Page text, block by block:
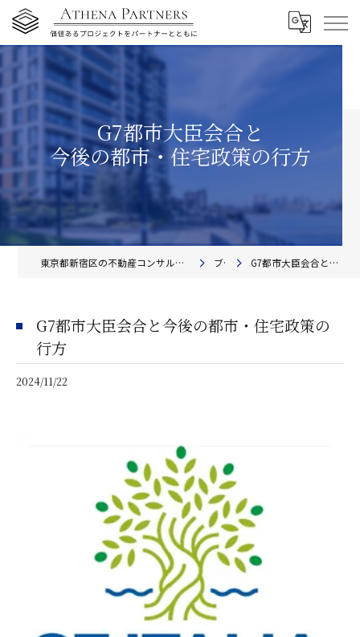
G7都市大臣会合と
今後の都市・住宅政策の行方
東京都新宿区の不動産コンサルティングならアテナ・パートナーズ株式会社 ブログ G7都市大臣会合と今後の都市・住宅政策の行方
G7都市大臣会合と今後の都市・住宅政策の
行方
2024/11/22